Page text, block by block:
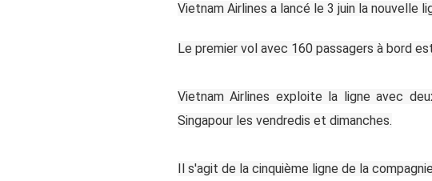
Vietnam Airlines a lancé le 3 juin la nouvelle
Le premier vol avec 160 passagers à bord
Vietnam Airlines exploite la ligne avec
Singapour les vendredis et dimanches.
Il s'agit de la cinquième ligne de la